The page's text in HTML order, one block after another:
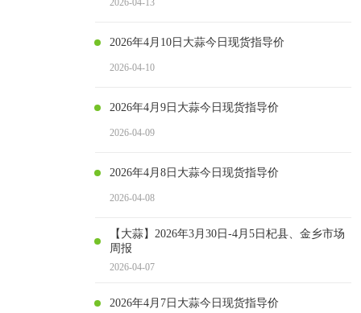
2026-04-13
2026年4月10日大蒜今日现货指导价
2026-04-10
2026年4月9日大蒜今日现货指导价
2026-04-09
2026年4月8日大蒜今日现货指导价
2026-04-08
【大蒜】2026年3月30日-4月5日杞县、金乡市场
周报
2026-04-07
2026年4月7日大蒜今日现货指导价